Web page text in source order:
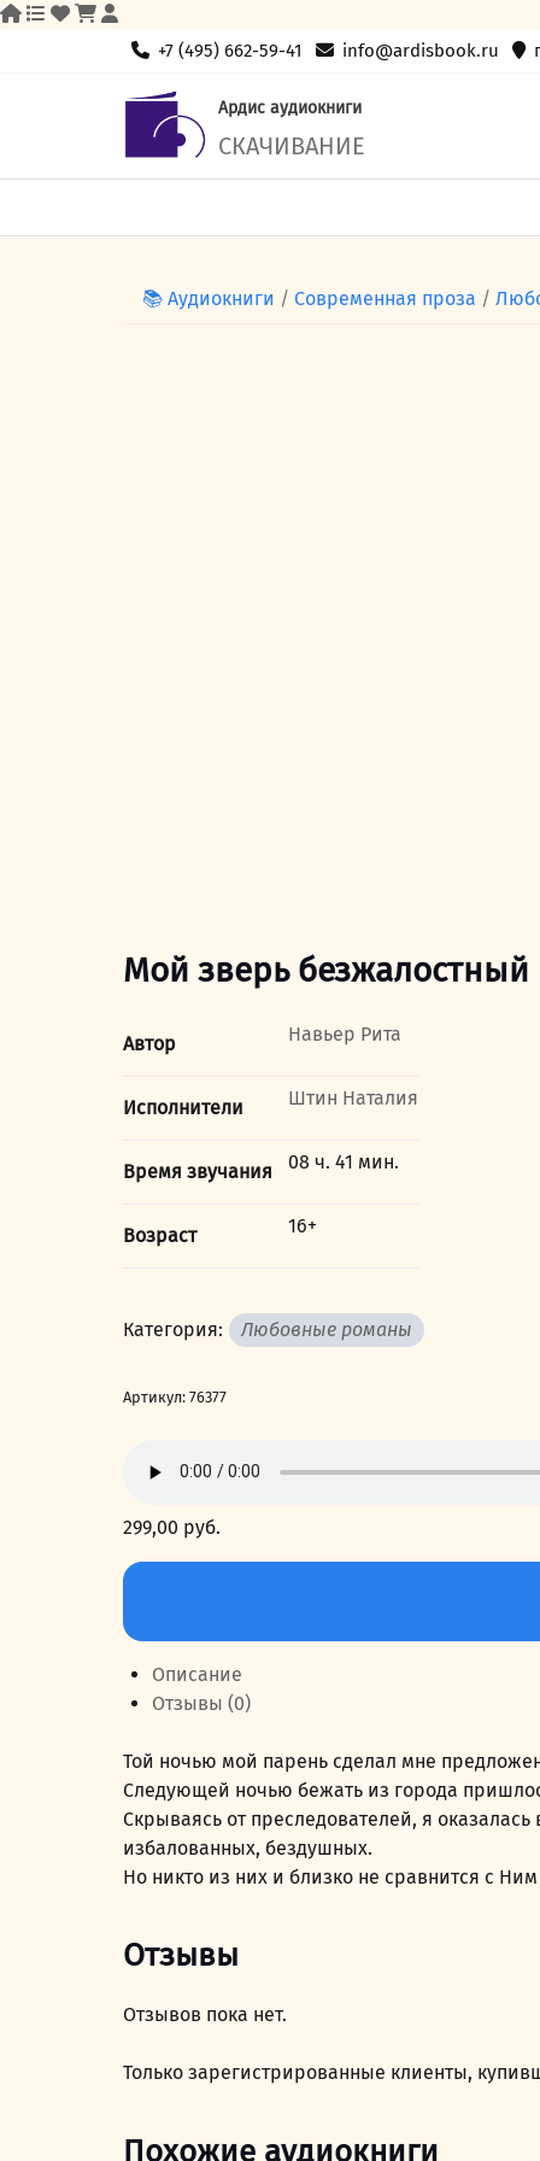
+7 (495) 662-59-41 info@ardisbook.ru
Ардис аудиокниги
СКАЧИВАНИЕ
📚 Аудиокниги / Современная проза /
Мой зверь
Автор Навьер Рита
Исполнители Штин Наталия
Время звучания 08 ч. 41 мин.
Возраст 16+
Категория: Любовные романы
Артикул: 76377
299,00 руб.
Количество
Мой
безжалостный
нежный
Описание
Отзывы (0)
Той ночью мой парень сделал мне
Следующей ночью бежать из города
Скрываясь от преследователей, я
избалованных, бездушных.
Но никто из них и близко не сравнится с
Отзывы
Отзывов пока нет.
Только зарегистрированные клиенты,
Похожие аудиокниги